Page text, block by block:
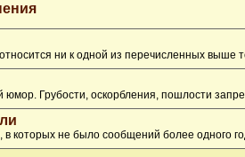
ни к одной из перечисленных
юмор. Грубости, оскорбления, пошлости
которых не было сообщений более одного